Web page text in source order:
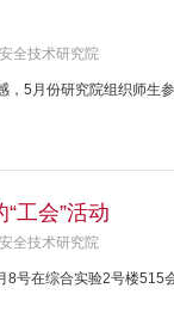
全技术研究院
5月份研究院组织师生
工会”活动
全技术研究院
号在综合实验2号楼515